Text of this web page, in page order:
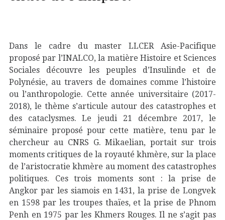
Dans le cadre du master LLCER Asie-Pacifique
proposé par l’INALCO, la matière Histoire et Sciences
Sociales découvre les peuples d’Insulinde et de
Polynésie, au travers de domaines comme l’histoire
ou l’anthropologie. Cette année universitaire (2017-
2018), le thème s’articule autour des catastrophes et
des cataclysmes. Le jeudi 21 décembre 2017, le
séminaire proposé pour cette matière, tenu par le
chercheur au CNRS G. Mikaelian, portait sur trois
moments critiques de la royauté khmère, sur la place
de l’aristocratie khmère au moment des catastrophes
politiques. Ces trois moments sont : la prise de
Angkor par les siamois en 1431, la prise de Longvek
en 1598 par les troupes thaïes, et la prise de Phnom
Penh en 1975 par les Khmers Rouges. Il ne s’agit pas